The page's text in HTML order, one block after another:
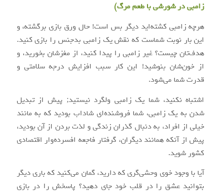
زامبی در شورشی با طعم مرگ)
هرچه زامبی کشته‌اید دیگر بس است! حال ورق بازی برگشته، و
این بار نوبت شماست که نقش یک زامبی بدجنس را بازی کنید.
هدف‌تان چیست؟ غیر زامبی را پیدا کنید، از مغزشان بخورید، و
از خون‌شان بنوشید! این کار سبب افزایش درجه سلامتی و
قدرت شما می‌شود.
اشتباه نکنید، شما یک زامبی ولگرد نیستید; پیش از تبدیل
شدن به یک زامبی، شما فروشنده‌ای شاداب بودید که به مانند
خیلی از افراد، به دنبال گذران زندگی و لذت بردن از آن بودید،
پیش از آنکه همانند دیگران، گرفتار فاجعه افسرده‌وار اقتصادی
کشور شوید.
آیا با وجود خوی وحشی‌گری که دارید، گمان می‌کنید که باری دیگر
بتوانید عشق را در قلب خود جای دهید؟ پاسخش را در بازی